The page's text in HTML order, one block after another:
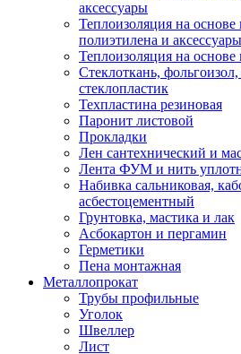
аксессуары
Теплоизоляция на основе
полиэтилена и аксессуары
Теплоизоляция на
Стеклоткань,
стеклопластик
Техпластина резиновая
Паронит листовой
Прокладки
Лен сантехнический и
Лента ФУМ и нить
Набивка сальниковая,
асбестоцементный
Грунтовка, мастика и лак
Асбокартон и пергамин
Герметики
Пена монтажная
Металлопрокат
Трубы профильные
Уголок
Швеллер
Лист